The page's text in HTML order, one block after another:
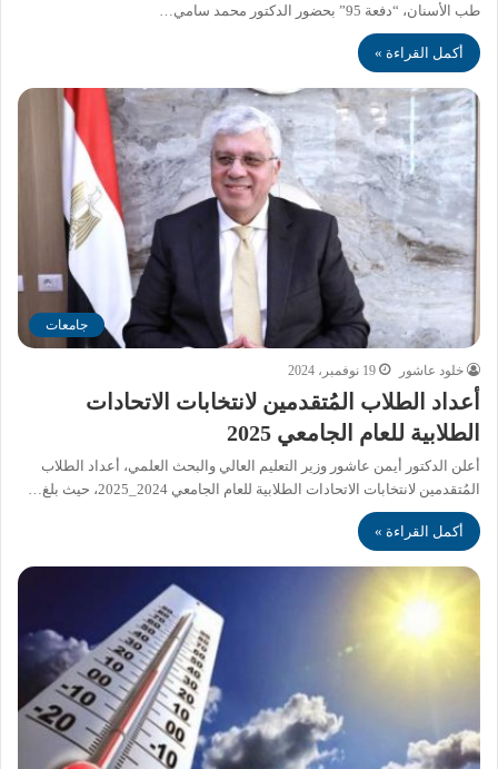
طب الأسنان، “دفعة 95” بحضور الدكتور محمد سامي…
أكمل القراءة »
جامعات
خلود عاشور 19 نوفمبر، 2024
أعداد الطلاب المُتقدمين لانتخابات الاتحادات
الطلابية للعام الجامعي 2025
أعلن الدكتور أيمن عاشور وزير التعليم العالي والبحث العلمي، أعداد الطلاب
المُتقدمين لانتخابات الاتحادات الطلابية للعام الجامعي 2024_2025، حيث بلغ…
أكمل القراءة »